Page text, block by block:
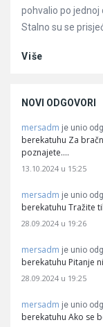
pohvalio po jednoj
Stalno su se
Više
NOVI ODGOVORI
mersadm je unio
berekatuhu Za
poznajete.…
13.10.2024 u 15:25
mersadm je unio
berekatuhu Tražite
28.09.2024 u 19:26
mersadm je unio
berekatuhu Pitanje
28.09.2024 u 19:25
mersadm je unio
berekatuhu Ako se